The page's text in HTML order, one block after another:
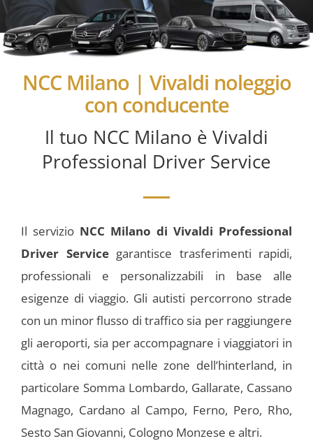
NCC Milano | Vivaldi noleggio
con conducente
Il tuo NCC Milano è Vivaldi
Professional Driver Service
Il servizio NCC Milano di Vivaldi Professional
Driver Servicegarantisce trasferimenti rapidi,
professionali e personalizzabili in base alle
esigenze di viaggio. Gli autisti percorrono strade
con un minor flusso di traffico sia per raggiungere
gli aeroporti, sia per accompagnare i viaggiatori in
città o nei comuni nelle zone dell’hinterland, in
particolare Somma Lombardo, Gallarate, Cassano
Magnago, Cardano al Campo, Ferno, Pero, Rho,
Sesto San Giovanni, Cologno Monzese e altri.